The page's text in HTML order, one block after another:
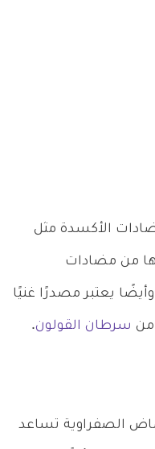
الأكسدة مثل
من مضادات
يعتبر مصدرًا غنيًا
من سرطان القولون.
الصفراوية تساعد